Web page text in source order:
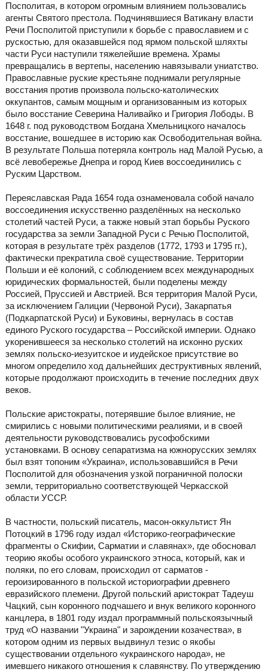
Посполитая, в котором огромным влиянием пользовались
агенты Святого престола. Подчинявшиеся Ватикану власти
Речи Посполитой приступили к борьбе с православием и с
рускостью, для оказавшейся под ярмом польской шляхты
части Руси наступили тяжелейшие времена. Храмы
превращались в вертепы, населению навязывали униатство.
Православные руские крестьяне поднимали регулярные
восстания против произвола польско-католических
оккупантов, самым мощным и организованным из которых
было восстание Северина Наливайко и Григория Лободы. В
1648 г. под руководством Богдана Хмельницкого началось
восстание, вошедшее в историю как Освободительная война.
В результате Польша потеряла контроль над Малой Русью, а
всё левобережье Днепра и город Киев воссоединились с
Руским Царством.
Переяславская Рада 1654 года ознаменовала собой начало
воссоединения искусственно разделённых на несколько
столетий частей Руси, а также новый этап борьбы Руского
государства за земли Западной Руси с Речью Посполитой,
которая в результате трёх разделов (1772, 1793 и 1795 гг.),
фактически прекратила своё существование. Территории
Польши и её колоний, с соблюдением всех международных
юридических формальностей, были поделены между
Россией, Пруссией и Австрией. Вся территория Малой Руси,
за исключением Галиции (Червоной Руси), Закарпатья
(Подкарпатской Руси) и Буковины, вернулась в состав
единого Руского государства – Российской империи. Однако
укоренившееся за несколько столетий на исконно руских
землях польско-иезуитское и иудейское присутствие во
многом определило ход дальнейших деструктивных явлений,
которые продолжают происходить в течение последних двух
веков.
Польские аристократы, потерявшие былое влияние, не
смирились с новыми политическими реалиями, и в своей
деятельности руководствовались русофобскими
установками. В основу сепаратизма на южнорусских землях
был взят топоним «Украина», использовавшийся в Речи
Посполитой для обозначения узкой пограничной полоски
земли, территориально соответствующей Черкасской
области УССР.
В частности, польский писатель, масон-оккультист Ян
Потоцкий в 1796 году издал «Историко-географические
фрагменты о Скифии, Сарматии и славянах», где обосновал
теорию якобы особого украинского этноса, который, как и
поляки, по его словам, происходил от сарматов -
героизированного в польской историографии древнего
евразийского племени. Другой польский аристократ Тадеуш
Чацкий, сын коронного подчашего и внук великого коронного
канцлера, в 1801 году издал программный польскоязычный
труд «О названии "Украина" и зарождении козачества», в
котором одним из первых выдвинул тезис о якобы
существовании отдельного «украинского народа», не
имевшего никакого отношения к славянству. По утверждению